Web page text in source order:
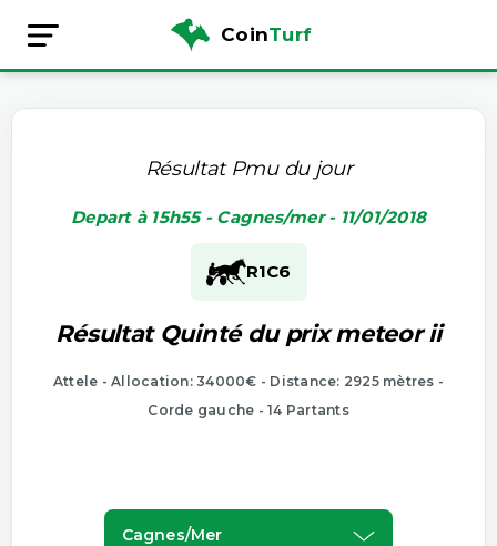
CoinTurf
Résultat Pmu du jour
Depart à 15h55 - Cagnes/mer - 11/01/2018
R1C6
Résultat Quinté du prix meteor ii
Attele - Allocation: 34000€ - Distance: 2925 mètres -
Corde gauche - 14 Partants
Cagnes/mer